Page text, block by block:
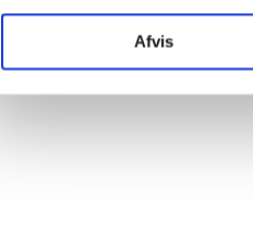
Afvis